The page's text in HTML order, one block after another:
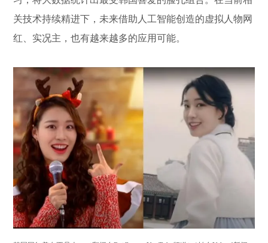
关技术持续精进下，未来借助人工智能创造的虚拟人物网
红、实况主，也有越来越多的应用可能。